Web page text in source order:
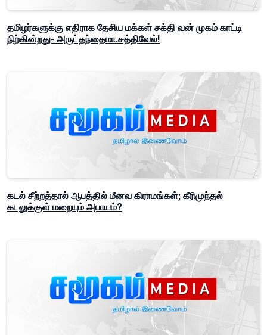
தமிழர்களுக்கு எதிராக தேசிய மக்கள் சக்தி வன் முகம் காட்டி
நிற்கின்றது- அருட்தந்தைமா.சத்திவேல்!
கடல் சீற்றத்தால் ஆபத்தில் மீனவ கிராமங்கள்; கீரிமுந்தல்
கடலுக்குள் மறையும் அபாயம்?